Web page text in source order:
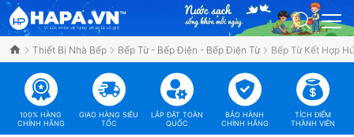
Thiết Bị Nhà Bếp Bếp Từ - Bếp Điện - Bếp Điện Từ Bếp Từ Kết Hợp
100% HÀNG
CHÍNH HÃNG
GIAO HÀNG SIÊU
TỐC
LẮP ĐẶT TOÀN
QUỐC
BẢO HÀNH
CHÍNH HÃNG
TÍCH ĐIỂM
THÀNH VIÊN